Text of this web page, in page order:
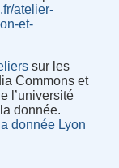
atelier-
et-
sur les
Commons et
l’université
donnée.
donnée Lyon